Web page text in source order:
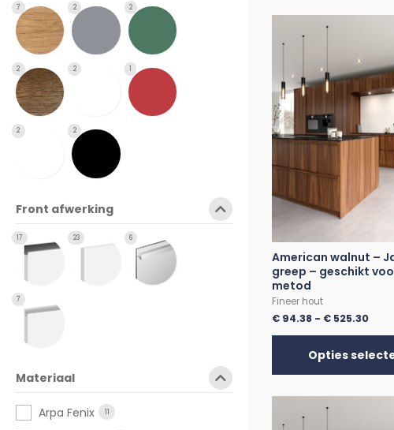
7 2 2
2 2 1
2 2
Front afwerking
17 23 6
7
Materiaal
Arpa Fenix 11
American walnut –
greep – geschikt
metod
Fineer hout
€ 94.38 - € 525.30
Opties